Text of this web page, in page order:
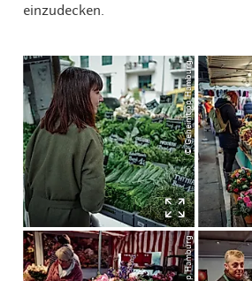
einzudecken.
© Geheimtipp Hamburg